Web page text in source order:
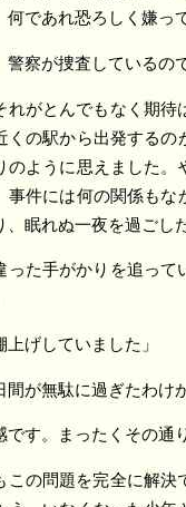
何であれ恐ろしく嫌っ
警察が捜査しているの
れがとんでもなく期
くの駅から出発する
のように思えました
事件には何の関係も
、眠れぬ一夜を過ごし
った手がかりを追っ
上げしていました」
間が無駄に過ぎたわけ
です。まったくその通
この問題を完全に解